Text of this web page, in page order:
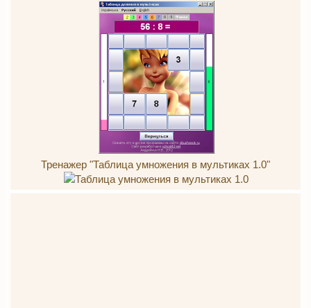
Тренажер "Таблица умножения в мультиках 1.0"